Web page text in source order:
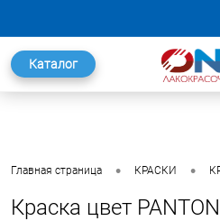
Каталог
Главная страница • КРАСКИ •
Краска цвет